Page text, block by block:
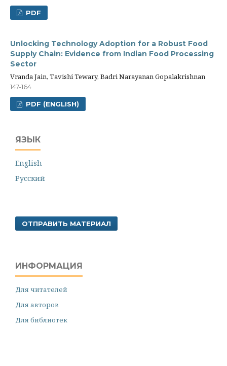
PDF
Unlocking Technology Adoption for a Robust Food
Supply Chain: Evidence from Indian Food Processing
Sector
Vranda Jain, Tavishi Tewary, Badri Narayanan Gopalakrishnan
147-164
PDF (ENGLISH)
ЯЗЫК
English
Русский
ОТПРАВИТЬ МАТЕРИАЛ
ИНФОРМАЦИЯ
Для читателей
Для авторов
Для библиотек